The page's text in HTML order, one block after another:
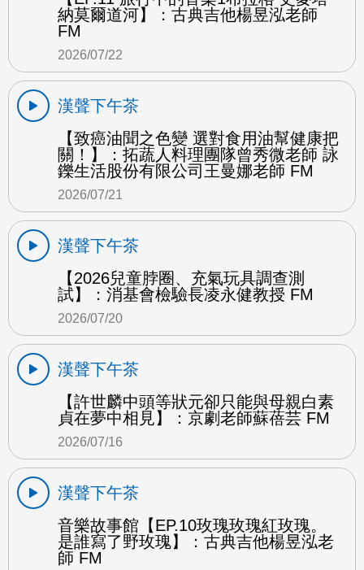
納莫爾道河】：古典吉他楊昱泓老師
FM
2026/07/22
漢聲下午茶
【致癌油聞之色變 選對食用油幫健康把
關！】：拓蔬人料理團隊曾秀微老師 詠
鑠生活股份有限公司王曼娜老師 FM
2026/07/21
漢聲下午茶
【2026兒童脖圈、充氣玩具調查測
試】：消基會檢驗長凌永健教授 FM
2026/07/20
漢聲下午茶
【許世麟中頭等狀元卻只能與母親白素
貞在夢中相見】：京劇老師蘇蓓芸 FM
2026/07/16
漢聲下午茶
音樂故事館【EP.10玫瑰玫瑰紅玫瑰。
是誰寫了野玫瑰】：古典吉他楊昱泓老
師 FM